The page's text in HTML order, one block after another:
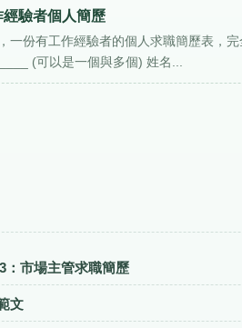
驗者個人簡歷
一份有工作經驗者的個人求職簡歷表，
(可以是一個與多個) 姓名...
：市場主管求職簡歷
文